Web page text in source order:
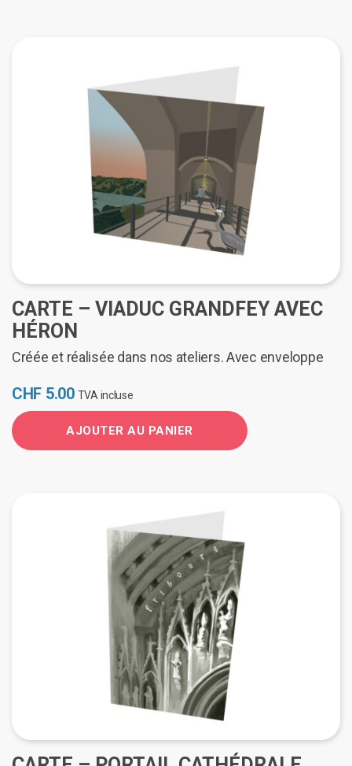
CARTE – VIADUC GRANDFEY AVEC
HÉRON
Créée et réalisée dans nos ateliers. Avec enveloppe
CHF 5.00 TVA incluse
AJOUTER AU PANIER